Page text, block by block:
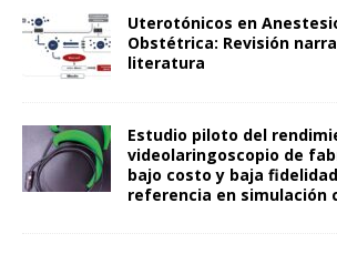
Uterotónicos en
Obstétrica: Revisión
literatura
Estudio piloto del
videolaringoscopio de
bajo costo y baja
referencia en simulación